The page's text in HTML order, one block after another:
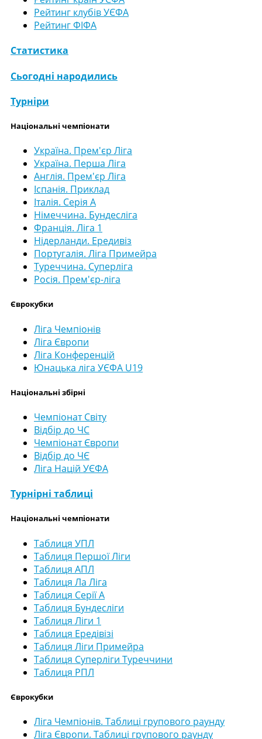
Рейтинг клубів УЄФА
Рейтинг ФІФА
Статистика
Сьогодні народились
Турніри
Національні чемпіонати
Україна. Прем'єр Ліга
Україна. Перша Ліга
Англія. Прем'єр Ліга
Іспанія. Приклад
Італія. Серія А
Німеччина. Бундесліга
Франція. Ліга 1
Нідерланди. Ередивіз
Португалія. Ліга Примейра
Туреччина. Суперліга
Росія. Прем'єр-ліга
Єврокубки
Ліга Чемпіонів
Ліга Європи
Ліга Конференцій
Юнацька ліга УЄФА U19
Національні збірні
Чемпіонат Світу
Відбір до ЧС
Чемпіонат Європи
Відбір до ЧЄ
Ліга Націй УЄФА
Турнірні таблиці
Національні чемпіонати
Таблиця УПЛ
Таблиця Першої Ліги
Таблиця АПЛ
Таблиця Ла Ліга
Таблиця Серії А
Таблиця Бундесліги
Таблиця Ліги 1
Таблиця Ередівізі
Таблиця Ліги Примейра
Таблиця Суперліги Туреччини
Таблиця РПЛ
Єврокубки
Ліга Чемпіонів. Таблиці групового раунду
Ліга Європи. Таблиці групового раунду